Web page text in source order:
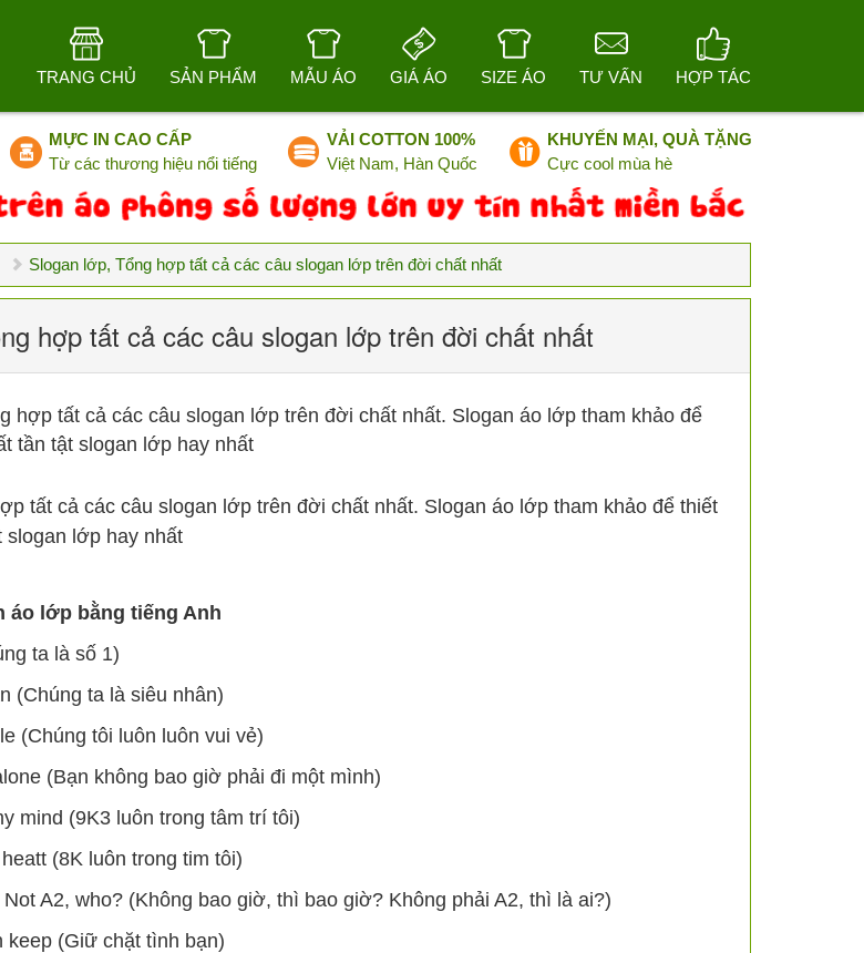
TRANG CHỦ SẢN PHẨM MẪU ÁO GIÁ ÁO SIZE ÁO TƯ VẤN HỢP TÁC
MỰC IN CAO CẤP
Từ các thương hiệu nổi tiếng
VẢI COTTON 100%
Việt Nam, Hàn Quốc
KHUYẾN MẠI, QUÀ TẶNG
Cực cool mùa hè
Slogan lớp, Tổng hợp tất cả các câu slogan lớp trên đời chất nhất
hợp tất cả các câu slogan lớp trên đời chất nhất
hợp tất cả các câu slogan lớp trên đời chất nhất. Slogan áo lớp tham khảo để
tần tật slogan lớp hay nhất
tất cả các câu slogan lớp trên đời chất nhất. Slogan áo lớp tham khảo để thiết
slogan lớp hay nhất
áo lớp bằng tiếng Anh
ta là số 1)
(Chúng ta là siêu nhân)
(Chúng tôi luôn luôn vui vẻ)
(Bạn không bao giờ phải đi một mình)
mind (9K3 luôn trong tâm trí tôi)
(8K luôn trong tim tôi)
A2, who? (Không bao giờ, thì bao giờ? Không phải A2, thì là ai?)
keep (Giữ chặt tình bạn)